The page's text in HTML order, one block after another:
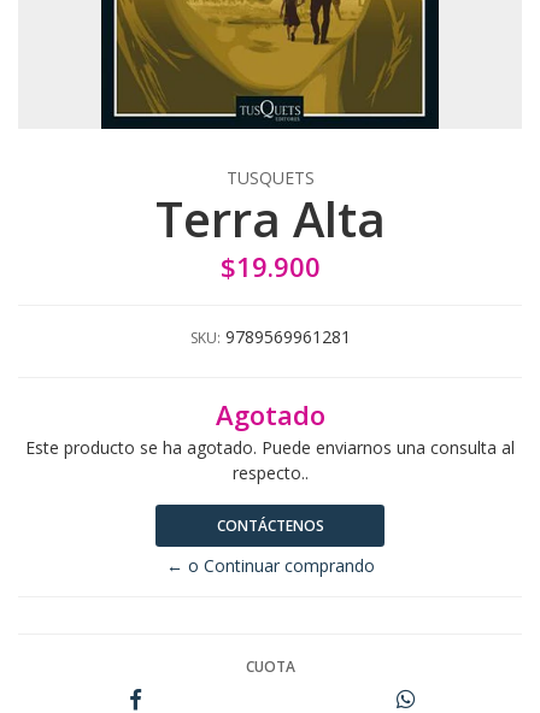
TUSQUETS
Terra Alta
$19.900
SKU: 9789569961281
Agotado
Este producto se ha agotado. Puede enviarnos una consulta al
respecto..
CONTÁCTENOS
← o Continuar comprando
CUOTA